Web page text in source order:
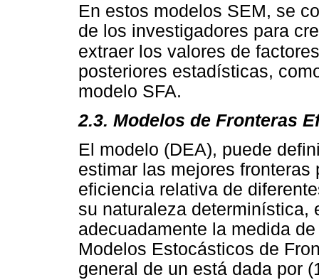
En estos modelos SEM, se
de los investigadores para
extraer los valores de
posteriores estadísticas,
modelo SFA.
2.3. Modelos de Fronteras
El modelo (DEA), puede
estimar las mejores
eficiencia relativa de
su naturaleza determinística,
adecuadamente la medida
Modelos Estocásticos de
general de un está dada por